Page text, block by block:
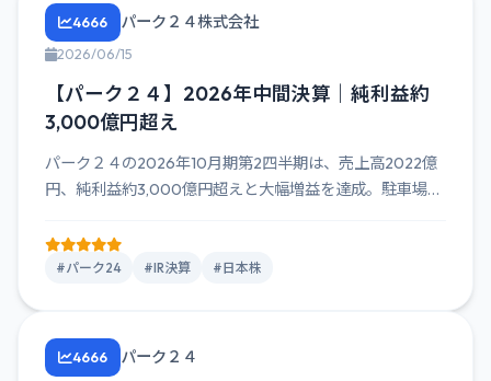
4666 パーク２４株式会社
2026/06/15
【パーク２４】2026年中間決算｜純利益約
3,000億円超え
パーク２４の2026年10月期第2四半期は、売上高2022億
円、純利益約3,000億円超えと大幅増益を達成。駐車場事
#パーク24 #IR決算 #日本株
4666 パーク２４